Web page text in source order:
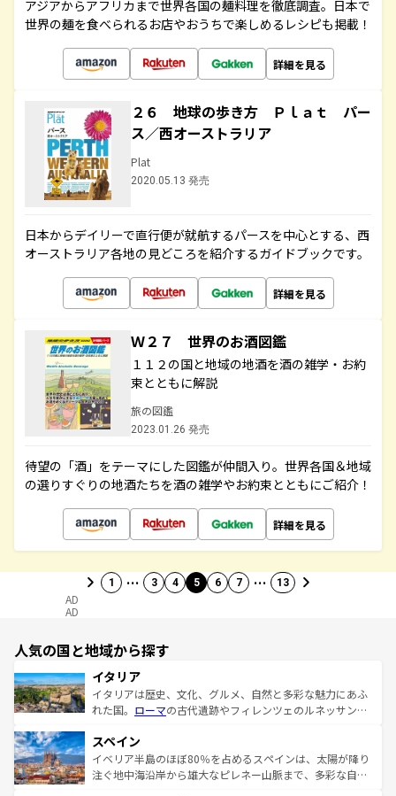
アジアからアフリカまで世界各国の麺料理を徹底調査。日本で
世界の麺を食べられるお店やおうちで楽しめるレシピも掲載！
詳細を見る
２６ 地球の歩き方 Ｐｌａｔ パー
ス／西オーストラリア
Plat
2020.05.13 発売
日本からデイリーで直行便が就航するパースを中心とする、西
オーストラリア各地の見どころを紹介するガイドブックです。
詳細を見る
Ｗ２７ 世界のお酒図鑑
１１２の国と地域の地酒を酒の雑学・お約
束とともに解説
旅の図鑑
2023.01.26 発売
待望の「酒」をテーマにした図鑑が仲間入り。世界各国＆地域
の選りすぐりの地酒たちを酒の雑学やお約束とともにご紹介！
詳細を見る
1 … 3 4 5 6 7 … 13
AD
AD
人気の国と地域から探す
イタリア
イタリアは歴史、文化、グルメ、自然と多彩な魅力にあふ
れた国。 ローマの古代遺跡やフィレンツェのルネッサンス
ろん、トスカーナの美しい田園風景やアマルフィ海岸の絶
景など、自然景観も見逃せない。観光の合間には、本場の
ピザやパスタなど、絶品のイタリア料理を堪能することも
スペイン
イベリア半島のほぼ80％を占めるスペインは、太陽が降り
注ぐ地中海沿岸から雄大なピレネー山脈まで、多彩な自然